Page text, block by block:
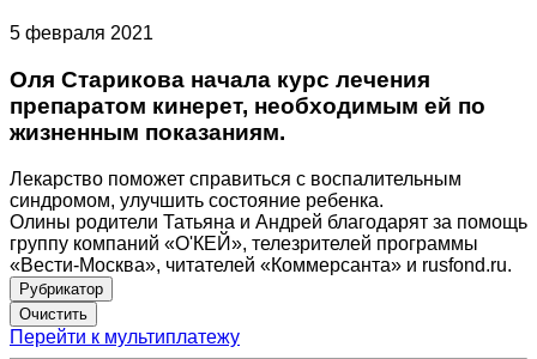
5 февраля 2021
Оля Старикова начала курс лечения
препаратом кинерет, необходимым ей по
жизненным показаниям.
Лекарство поможет справиться с воспалительным
синдромом, улучшить состояние ребенка.
Олины родители Татьяна и Андрей благодарят за помощь
группу компаний «О'КЕЙ», телезрителей программы
«Вести-Москва», читателей «Коммерсанта» и rusfond.ru.
Рубрикатор
Перейти к мультиплатежу